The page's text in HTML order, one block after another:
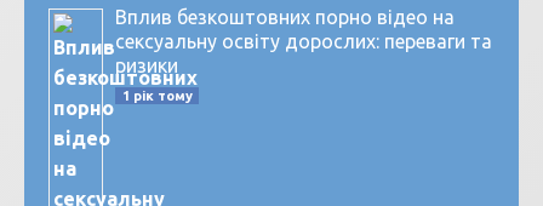
Вплив безкоштовних порно відео на
сексуальну освіту дорослих: переваги та
ризики
1 рік тому